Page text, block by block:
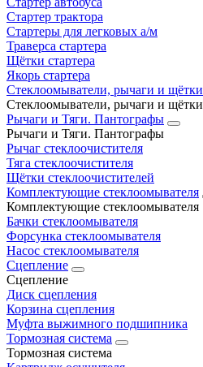
Стартер трактора
Стартеры для легковых а/м
Траверса стартера
Щётки стартера
Якорь стартера
Стеклоомыватели, рычаги и щётки
Стеклоомыватели, рычаги и щётки
Рычаги и Тяги. Пантографы
Рычаги и Тяги. Пантографы
Рычаг стеклоочистителя
Тяга стеклоочистителя
Щётки стеклоочистителей
Комплектующие стеклоомывателя
Комплектующие стеклоомывателя
Бачки стеклоомывателя
Форсунка стеклоомывателя
Насос стеклоомывателя
Сцепление
Сцепление
Диск сцепления
Корзина сцепления
Муфта выжимного подшипника
Тормозная система
Тормозная система